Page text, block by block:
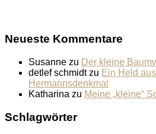
Neueste Kommentare
Susanne zu Der kleine
detlef schmidtzu Ein Held
Hermannsdenkmal
Katharina zu Meine „kleine“
Schlagwörter